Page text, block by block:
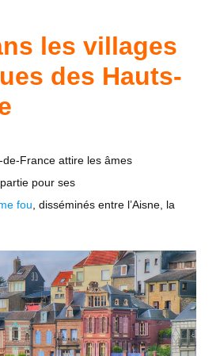
les villages
des Hauts-
France attire les âmes
pour ses
fou, disséminés entre l’Aisne, la